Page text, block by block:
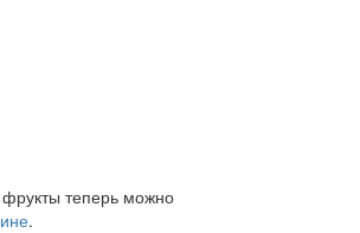
теперь можно
.